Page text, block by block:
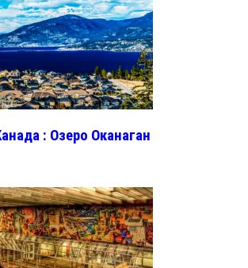
: Озеро Оканаган